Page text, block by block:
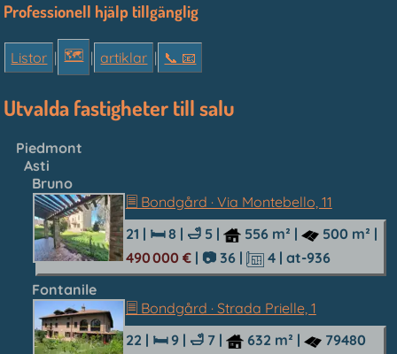
Professionell hjälp tillgänglig
Listor | 🗺 | artiklar | 📞︎ 📧
Utvalda fastigheter till salu
Piedmont
Asti
Bruno
🗏 Bondgård · Via Montebello, 11
21 | 🛏 8 | 🛁 5| 556 m² | 500 m² |
490 000 €| 📷 36| 4| at-936
Fontanile
🗏 Bondgård · Strada Prielle, 1
22 | 🛏 9| 🛁 7| 632 m² |
79480